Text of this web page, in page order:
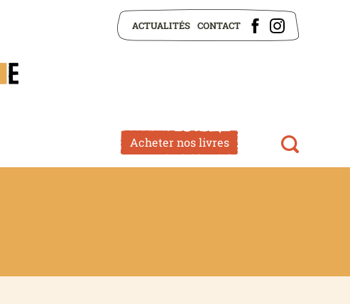
ACTUALITÉS CONTACT
Acheter nos livres